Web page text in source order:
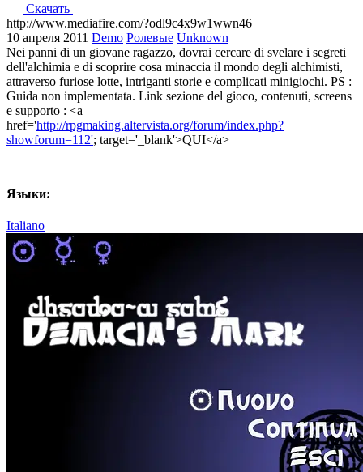
Скачать
http://www.mediafire.com/?odl9c4x9w1wwn46
10 апреля 2011 Demo Ролевые Unknown
Nei panni di un giovane ragazzo, dovrai cercare di svelare i segreti
dell'alchimia e di scoprire cosa minaccia il mondo degli alchimisti,
attraverso furiose lotte, intriganti storie e complicati minigiochi. PS :
Guida non implementata. Link sezione del gioco, contenuti, screens
e supporto : <a
href='http://rpgmaking.altervista.org/forum/index.php?
showforum=112'; target='_blank'>QUI</a>
Языки:
Italiano